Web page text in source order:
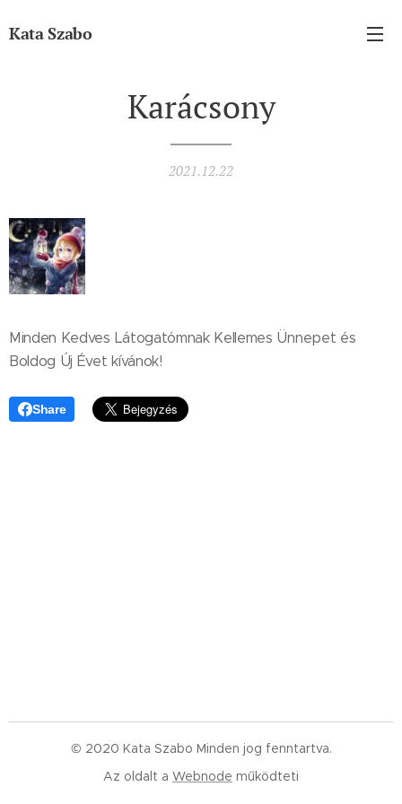
Kata Szabo
Karácsony
2021.12.22
Minden Kedves Látogatómnak Kellemes Ünnepet és
Boldog Új Évet kívánok!
Share
© 2020 Kata Szabo Minden jog fenntartva.
Az oldalt a Webnode működteti